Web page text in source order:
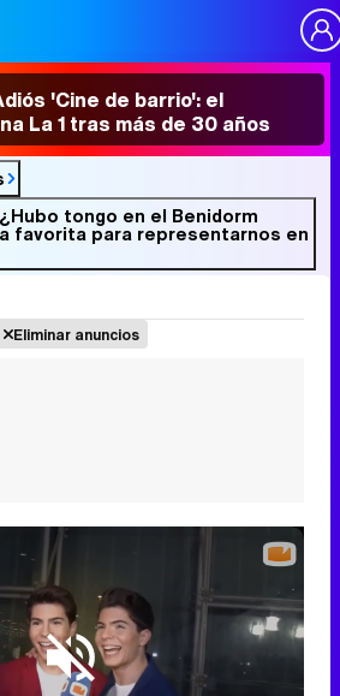
'Cine de barrio': el
La 1 tras más de 30 años
tongo en el Benidorm
favorita para representarnos en
Eliminar anuncios